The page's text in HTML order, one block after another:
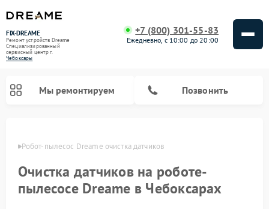
FIX-DREAME
Ремонт устройств Dreame
Специализированный
cервисный центр г.
Чебоксары
+7 (800) 301-55-83
Ежедневно, с 10:00 до 20:00
Мы ремонтируем Позвонить
Робот-пылесос Dreame очистка датчиков
Очистка датчиков на роботе-
пылесосе Dreame в Чебоксарах